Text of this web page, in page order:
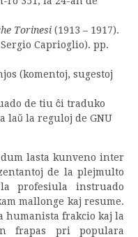
Torinesi (1913 – 1917).
Caprioglio). pp.
(komentoj, sugestoj
de tiu ĉi traduko
laŭ la reguloj de GNU
lasta kunveno inter
de la plejmulto
profesiula instruado
mallonge kaj resume.
humanista frakcio kaj la
frapas pri populara